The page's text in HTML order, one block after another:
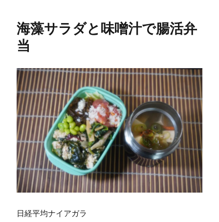
汁
ダ
弁
当
に
海藻サラダと味噌汁で腸活弁
当
日経平均ナイアガラ